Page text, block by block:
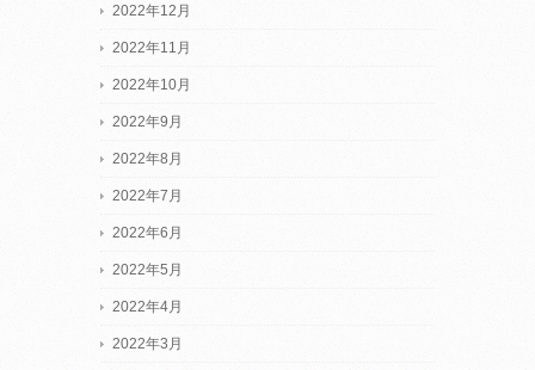
2022年12月
2022年11月
2022年10月
2022年9月
2022年8月
2022年7月
2022年6月
2022年5月
2022年4月
2022年3月